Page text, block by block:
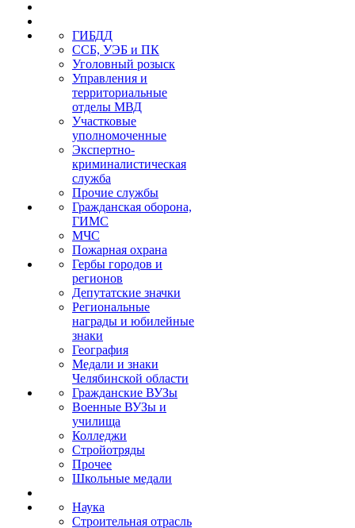
ГИБДД
ССБ, УЭБ и ПК
Уголовный розыск
Управления и
территориальные
отделы МВД
Участковые
уполномоченные
Экспертно-
криминалистическая
служба
Прочие службы
Гражданская оборона,
ГИМС
МЧС
Пожарная охрана
Гербы городов и
регионов
Депутатские значки
Региональные
награды и юбилейные
знаки
География
Медали и знаки
Челябинской области
Гражданские ВУЗы
Военные ВУЗы и
училища
Колледжи
Стройотряды
Прочее
Школьные медали
Наука
Строительная отрасль